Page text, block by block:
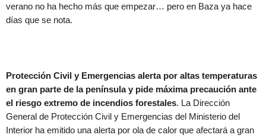
verano no ha hecho más que empezar… pero en Baza ya hace
días que se nota.
Protección Civil y Emergencias alerta por altas temperaturas
en gran parte de la península y pide máxima precaución ante
el riesgo extremo de incendios forestales. La Dirección
General de Protección Civil y Emergencias del Ministerio del
Interior ha emitido una alerta por ola de calor que afectará a gran